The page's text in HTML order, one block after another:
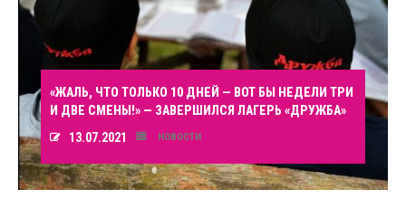
«ЖАЛЬ, ЧТО ТОЛЬКО 10 ДНЕЙ — ВОТ БЫ НЕДЕЛИ ТРИ
И ДВЕ СМЕНЫ!» — ЗАВЕРШИЛСЯ ЛАГЕРЬ «ДРУЖБА»
13.07.2021
НОВОСТИ